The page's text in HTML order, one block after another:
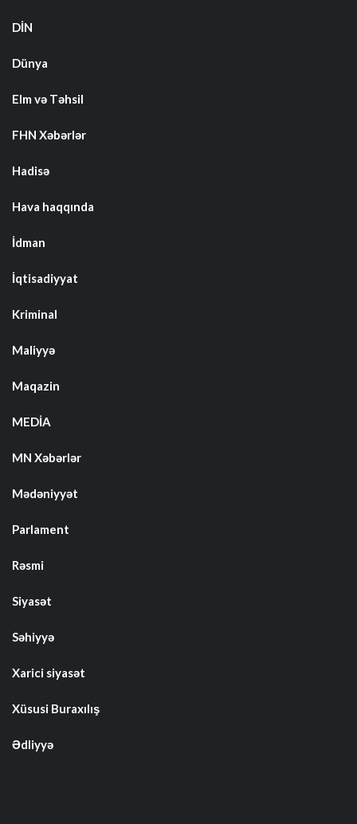
DİN
Dünya
Elm və Təhsil
FHN Xəbərlər
Hadisə
Hava haqqında
İdman
İqtisadiyyat
Kriminal
Maliyyə
Maqazin
MEDİA
MN Xəbərlər
Mədəniyyət
Parlament
Rəsmi
Siyasət
Səhiyyə
Xarici siyasət
Xüsusi Buraxılış
Ədliyyə